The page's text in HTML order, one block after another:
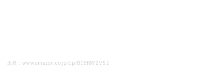
出典：www.amazon.co.jp/dp/B08RRY2M52